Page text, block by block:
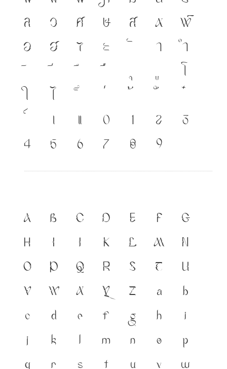
ล
ว ศ ษ ส ห
ฬ
อ
ฮ ฯ ะ า
ำ
โ
ใ
ไ
เ
แ ๐ ๑ ๒
๓
๔
๕ ๖ ๗ ๘ ๙
A B C D E F
G
H
I J K L M
N
O
P Q R S T
U
V
W X Y Z a
b
c
d e f g h
i
j
k l m n o
p
q
r s t u v
w